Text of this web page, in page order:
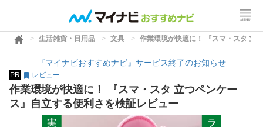
生活雑貨・日用品 文具 作業環境が快適に！ 『スマ・スタ 立
『マイナビおすすめナビ』サービス終了のお知らせ
PR レビュー
作業環境が快適に！ 『スマ・スタ 立つペンケー
ス』自立する便利さを検証レビュー